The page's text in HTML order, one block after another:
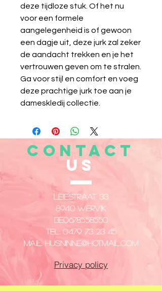
deze tijdloze stuk. Of het nu
voor een formele
aangelegenheid is of gewoon
een dagje uit, deze jurk zal zeker
de aandacht trekken en je het
vertrouwen geven om te stralen.
Ga voor stijl en comfort en voeg
deze prachtige jurk toe aan je
dameskledij collectie.
CONTACT
US
Leiestraat 33
8940 Wervik
​BE0678558550
Tel.0479 73 23 45
Mail: husninne@hotmail.com
Privacy policy